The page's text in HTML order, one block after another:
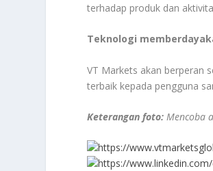
terhadap produk dan
Teknologi
VT Markets akan berperan
terbaik kepada pengguna
Keterangan foto:Mencoba
https://
https://